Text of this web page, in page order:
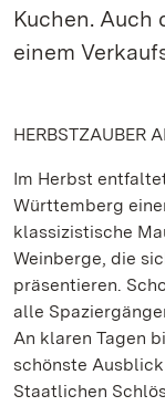
Kuchen. Auch
einem
HERBSTZAUBER
Im Herbst
Württemberg
klassizistische
Weinberge, die
präsentieren.
alle
An klaren Tagen
schönste
Staatlichen